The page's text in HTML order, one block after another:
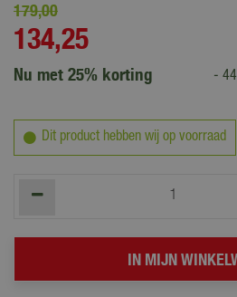
179,00
134,25
Nu met 25% korting - 44
Dit product hebben wij op voorraad